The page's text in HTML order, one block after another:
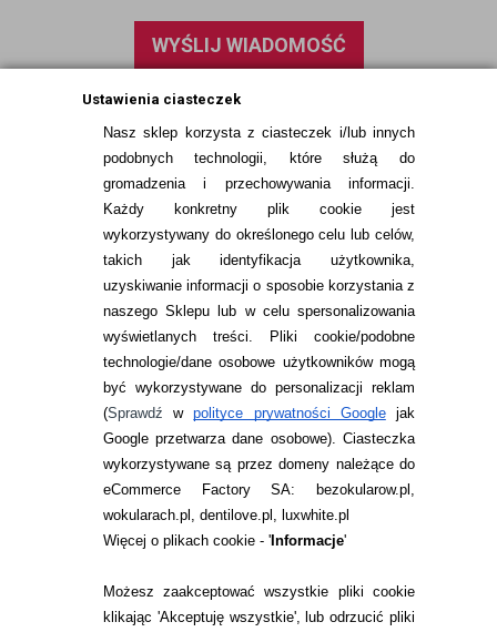
Ustawienia ciasteczek
Nasz sklep korzysta z ciasteczek i/lub innych
podobnych technologii, które służą do
gromadzenia i przechowywania informacji.
Każdy konkretny plik cookie jest
wykorzystywany do określonego celu lub celów,
takich jak identyfikacja użytkownika,
uzyskiwanie informacji o sposobie korzystania z
naszego Sklepu lub w celu spersonalizowania
wyświetlanych treści.
Pliki cookie/podobne
technologie/dane osobowe użytkowników mogą
być wykorzystywane do personalizacji reklam
(Sprawdźwpolityce prywatności Googlejak
Google przetwarza dane osobowe). Ciasteczka
wykorzystywane są przez domeny należące do
eCommerce Factory SA: bezokularow.pl,
wokularach.pl, dentilove.pl, luxwhite.pl
Więcej o plikach cookie - 'Informacje'
Możesz zaakceptować wszystkie pliki cookie
klikając 'Akceptuję wszystkie', lub odrzucić pliki
WYŚLIJ WIADOMOŚĆ
INFORMACJE KONTAKTOWE
JAK ZAMAWIAĆ?
ZWROTY I REKLAMACJA
WARUNKI ZAKUPÓW
RANKINGI SOCZEWEK
SOCZEWKI KOLOROWE
Zwrot (odstąpienie od umowy)